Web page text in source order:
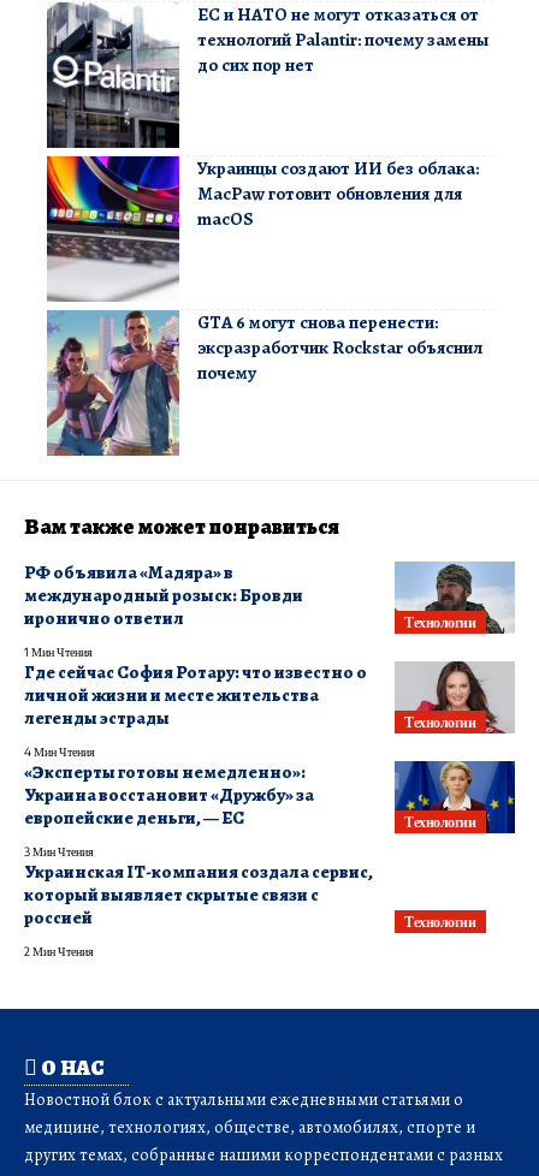
ЕС и НАТО не могут отказаться от
технологий Palantir: почему замены
до сих пор нет
Украинцы создают ИИ без облака:
MacPaw готовит обновления для
macOS
GTA 6 могут снова перенести:
эксразработчик Rockstar объяснил
почему
Вам также может понравиться
Технологии
РФ объявила «Мадяра» в
международный розыск: Бровди
иронично ответил
1 Мин Чтения
Технологии
Где сейчас София Ротару: что известно о
личной жизни и месте жительства
легенды эстрады
4 Мин Чтения
Технологии
«Эксперты готовы немедленно»:
Украина восстановит «Дружбу» за
европейские деньги, — ЕС
3 Мин Чтения
Технологии
Украинская IТ-компания создала сервис,
который выявляет скрытые связи с
россией
2 Мин Чтения
О НАС
Новостной блок с актуальными ежедневными статьями о
медицине, технологиях, обществе, автомобилях, спорте и
других темах, собранные нашими корреспондентами с разных